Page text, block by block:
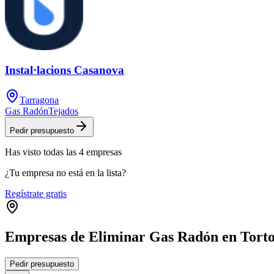
Instal·lacions Casanova
Tarragona
Gas RadónTejados
Pedir presupuesto
Has visto todas las 4 empresas
¿Tu empresa no está en la lista?
Regístrate gratis
Empresas de Eliminar Gas Radón en
Pedir presupuesto